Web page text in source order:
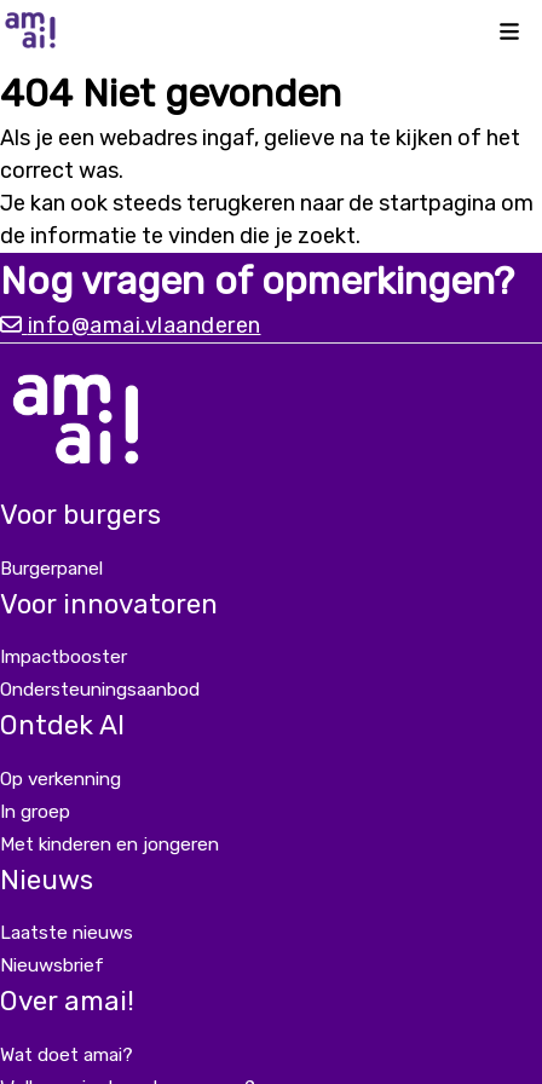
404 Niet gevonden
Als je een webadres ingaf, gelieve na te kijken of het
correct was.
Je kan ook steeds terugkeren naar de startpagina om
de informatie te vinden die je zoekt.
Nog vragen of opmerkingen?
info@amai.vlaanderen
Voor burgers
Burgerpanel
Voor innovatoren
Impactbooster
Ondersteuningsaanbod
Ontdek AI
Op verkenning
In groep
Met kinderen en jongeren
Nieuws
Laatste nieuws
Nieuwsbrief
Over amai!
Wat doet amai?